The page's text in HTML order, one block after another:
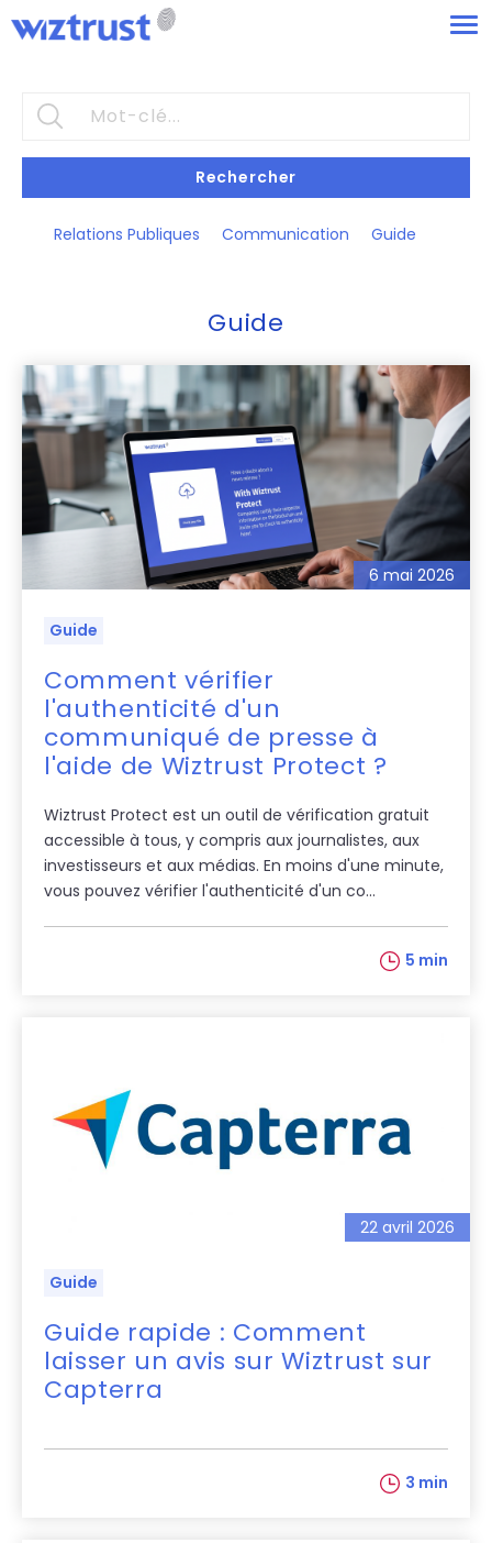
Rechercher
Relations Publiques Communication Guide
Guide
6 mai 2026
Guide
Comment vérifier
l'authenticité d'un
communiqué de presse à
l'aide de Wiztrust Protect ?
Wiztrust Protect est un outil de vérification gratuit
accessible à tous, y compris aux journalistes, aux
investisseurs et aux médias. En moins d'une minute,
vous pouvez vérifier l'authenticité d'un co...
5 min
22 avril 2026
Guide
Guide rapide : Comment
laisser un avis sur Wiztrust sur
Capterra
3 min